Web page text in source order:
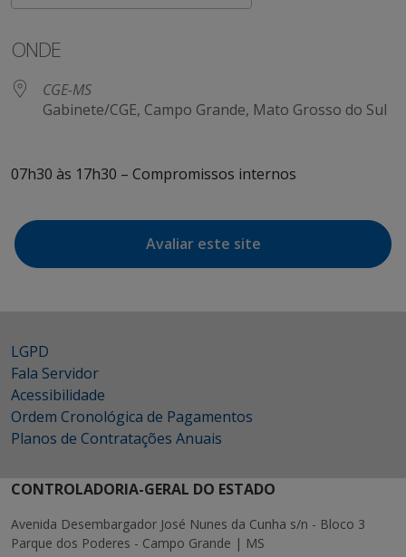
ONDE
CGE-MS
Gabinete/CGE, Campo Grande, Mato Grosso do Sul
07h30 às 17h30 – Compromissos internos
Avaliar este site
LGPD
Fala Servidor
Acessibilidade
Ordem Cronológica de Pagamentos
Planos de Contratações Anuais
CONTROLADORIA-GERAL DO ESTADO
Avenida Desembargador José Nunes da Cunha s/n - Bloco 3
Parque dos Poderes - Campo Grande | MS